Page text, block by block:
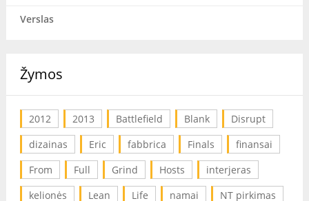
Verslas
Žymos
2012 2013 Battlefield Blank
Disrupt
dizainas
Eric fabbrica Finals
finansai
From
Full Grind Hosts
interjeras
kelionės
Lean Life namai NT pirkimas